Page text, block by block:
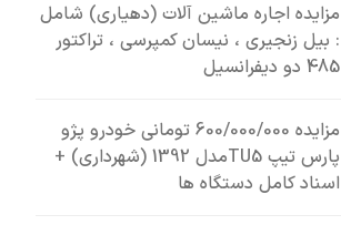
مزایده اجاره ماشین آلات (دهیاری) شامل
: بیل زنجیری ، نیسان کمپرسی ، تراکتور
485 دو دیفرانسیل
مزایده 600/000/000 تومانی خودرو پژو
پارس تیپ TU5مدل 1392 (شهرداری) +
اسناد کامل دستگاه ها